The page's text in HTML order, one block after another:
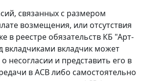
связанных с размером
возмещения, или отсутствия
в реестре обязательств КБ "Арт-
вкладчик может
несогласии и представить его в
в АСВ либо самостоятельно